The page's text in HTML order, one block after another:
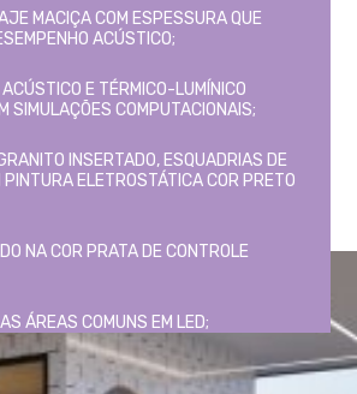
MACIÇA COM ESPESSURA QUE
ACÚSTICO;
E TÉRMICO-LUMÍNICO
SIMULAÇÕES COMPUTACIONAIS;
INSERTADO, ESQUADRIAS DE
PINTURA ELETROSTÁTICA COR PRETO
NA COR PRATA DE CONTROLE
ÁREAS COMUNS EM LED;
DE ALTA TECNOLOGIA E BAIXO CUSTO